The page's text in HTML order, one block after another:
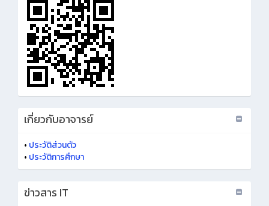
เกี่ยวกับอาจารย์
• ประวัติส่วนตัว
• ประวัติการศึกษา
ข่าวสาร IT